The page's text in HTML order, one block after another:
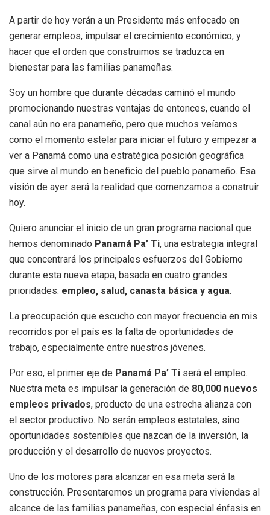
A partir de hoy verán a un Presidente más enfocado en
generar empleos, impulsar el crecimiento económico, y
hacer que el orden que construimos se traduzca en
bienestar para las familias panameñas.
Soy un hombre que durante décadas caminó el mundo
promocionando nuestras ventajas de entonces, cuando el
canal aún no era panameño, pero que muchos veíamos
como el momento estelar para iniciar el futuro y empezar a
ver a Panamá como una estratégica posición geográfica
que sirve al mundo en beneficio del pueblo panameño. Esa
visión de ayer será la realidad que comenzamos a construir
hoy.
Quiero anunciar el inicio de un gran programa nacional que
hemos denominado Panamá Pa’ Ti, una estrategia integral
que concentrará los principales esfuerzos del Gobierno
durante esta nueva etapa, basada en cuatro grandes
prioridades: empleo, salud, canasta básica y agua.
La preocupación que escucho con mayor frecuencia en mis
recorridos por el país es la falta de oportunidades de
trabajo, especialmente entre nuestros jóvenes.
Por eso, el primer eje de Panamá Pa’ Ti será el empleo.
Nuestra meta es impulsar la generación de 80,000 nuevos
empleos privados, producto de una estrecha alianza con
el sector productivo. No serán empleos estatales, sino
oportunidades sostenibles que nazcan de la inversión, la
producción y el desarrollo de nuevos proyectos.
Uno de los motores para alcanzar en esa meta será la
construcción. Presentaremos un programa para viviendas al
alcance de las familias panameñas, con especial énfasis en